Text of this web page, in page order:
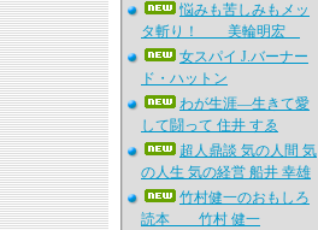
悩みも苦しみもメッ
タ斬り！ 美輪明宏
女スパイ J.バーナー
ド・ハットン
わが生涯―生きて愛
して闘って 住井 すゑ
超人鼎談 気の人間 気
の人生 気の経営 船井 幸雄
竹村健一のおもしろ
読本 竹村 健一